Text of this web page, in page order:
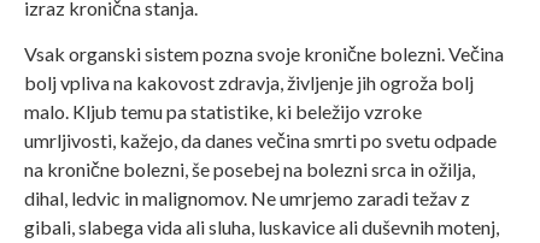
izraz kronična stanja.
Vsak organski sistem pozna svoje kronične bolezni. Večina
bolj vpliva na kakovost zdravja, življenje jih ogroža bolj
malo. Kljub temu pa statistike, ki beležijo vzroke
umrljivosti, kažejo, da danes večina smrti po svetu odpade
na kronične bolezni, še posebej na bolezni srca in ožilja,
dihal, ledvic in malignomov. Ne umrjemo zaradi težav z
gibali, slabega vida ali sluha, luskavice ali duševnih motenj,